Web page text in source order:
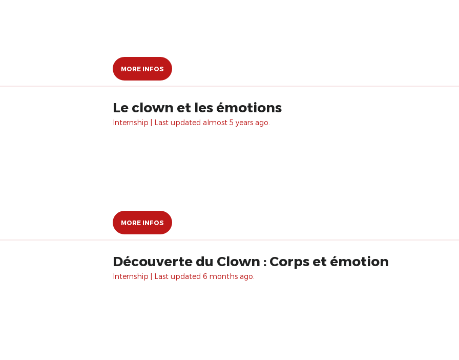
MORE INFOS
Le clown et les émotions
Internship | Last updated almost 5 years ago.
MORE INFOS
Découverte du Clown : Corps et émotion
Internship | Last updated 6 months ago.